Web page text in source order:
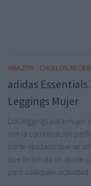
AMAZON CHOLLOS
adidas
Leggings Mujer
Los leggings para mujer
son la combinación
corte ajustado que se
que te brinda un ajuste
para cualquier actividad.